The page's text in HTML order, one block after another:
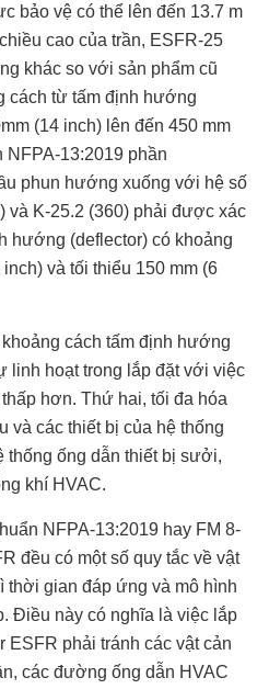
bảo vệ có thể lên đến 13.7 m
cao của trần, ESFR-25
khác so với sản phẩm cũ
cách từ tấm định hướng
(14 inch) lên đến 450 mm
NFPA-13:2019 phần
phun hướng xuống với hệ số
và K-25.2 (360) phải được xác
hướng (deflector) có khoảng
và tối thiểu 150 mm (6
cách tấm định hướng
linh hoạt trong lắp đặt với việc
hơn. Thứ hai, tối đa hóa
và các thiết bị của hệ thống
thống ống dẫn thiết bị sưởi,
khí HVAC.
NFPA-13:2019 hay FM 8-
đều có một số quy tắc về vật
thời gian đáp ứng và mô hình
Điều này có nghĩa là việc lắp
ESFR phải tránh các vật cản
các đường ống dẫn HVAC